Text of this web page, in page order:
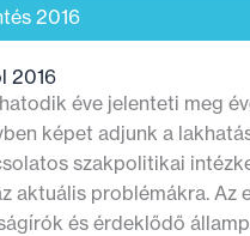
2016
2016
éve jelenteti meg
képet adjunk a
szakpolitikai
aktuális problémákra.
és érdeklődő